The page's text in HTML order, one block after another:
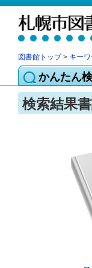
図書館トップ> キー
かんたん
検索結果